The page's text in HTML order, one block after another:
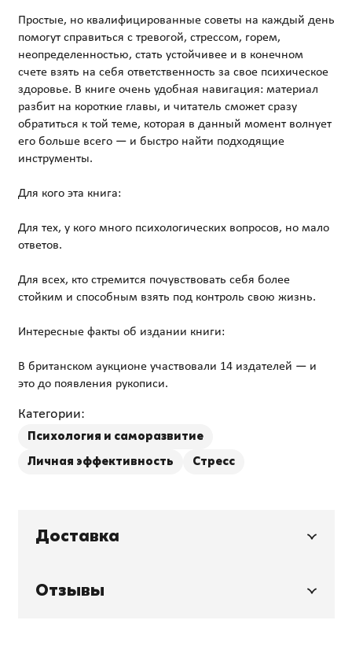
Простые, но квалифицированные советы на каждый день
помогут справиться с тревогой, стрессом, горем,
неопределенностью, стать устойчивее и в конечном
счете взять на себя ответственность за свое психическое
здоровье. В книге очень удобная навигация: материал
разбит на короткие главы, и читатель сможет сразу
обратиться к той теме, которая в данный момент волнует
его больше всего — и быстро найти подходящие
инструменты.
Для кого эта книга:
Для тех, у кого много психологических вопросов, но мало
ответов.
Для всех, кто стремится почувствовать себя более
стойким и способным взять под контроль свою жизнь.
Интересные факты об издании книги:
В британском аукционе участвовали 14 издателей — и
Категории:
Психология и саморазвитие
Личная эффективность
Стресс
Доставка
Отзывы